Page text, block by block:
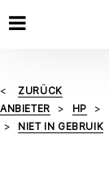
ZURÜCK
ANBIETER
HP
NIET IN GEBRUIK